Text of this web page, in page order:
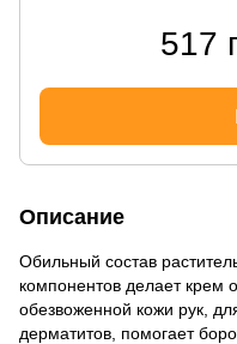
517
Описание
Обильный состав
компонентов делает
обезвоженной кожи рук,
дерматитов, помогает